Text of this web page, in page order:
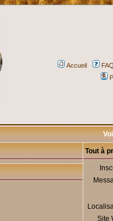
Accueil
Tout à
Site